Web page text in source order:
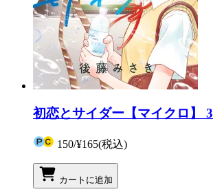
初恋とサイダー【マイクロ】 3
150/¥165(税込)
カートに追加